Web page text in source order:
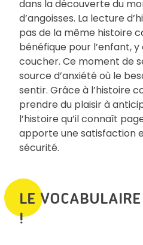
dans la découverte du
d’angoisses. La lecture
pas de la même histoire
bénéfique pour l’enfant,
coucher. Ce moment de
source d’anxiété où le
sentir. Grâce à l’histoire
prendre du plaisir à
l’histoire qu’il connaît
apporte une satisfaction
sécurité.
LE
!